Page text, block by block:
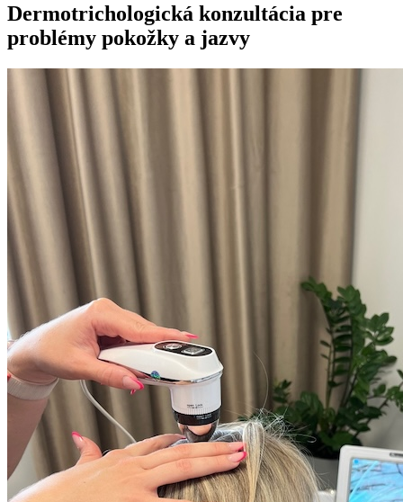
Dermotrichologická konzultácia pre
problémy pokožky a jazvy